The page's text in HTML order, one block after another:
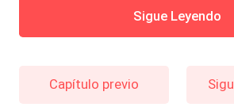
Sigue Leyendo
Capítulo previo